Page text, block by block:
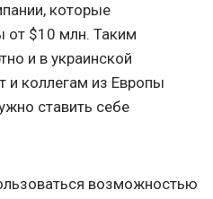
которые
от $10 млн. Таким
и в украинской
и коллегам из Европы
ставить себе
возможностью